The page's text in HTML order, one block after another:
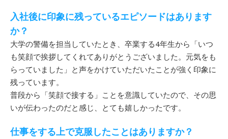
入社後に印象に残っているエピソードはあります
か？
大学の警備を担当していたとき、卒業する4年生から「いつ
も笑顔で挨拶してくれてありがとうございました。元気をも
らっていました」と声をかけていただいたことが強く印象に
残っています。
普段から「笑顔で接する」ことを意識していたので、その思
いが伝わったのだと感じ、とても嬉しかったです。
仕事をする上で克服したことはありますか？